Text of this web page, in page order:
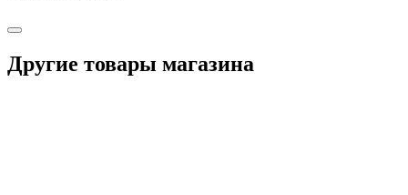
Другие товары магазина